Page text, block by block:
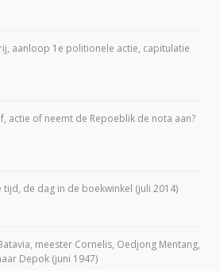
aanloop 1e politionele actie, capitulatie
actie of neemt de Repoeblik de nota aan?
tijd, de dag in de boekwinkel (juli 2014)
meester Cornelis, Oedjong Mentang,
Depok (juni 1947)